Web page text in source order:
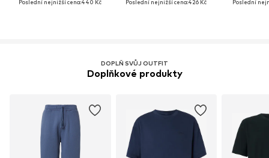
Poslední nejnižší cena:440 Kč
Poslední nejnižší cena:426 Kč
Poslední
DOPLŇ SVŮJ OUTFIT
Doplňkové produkty